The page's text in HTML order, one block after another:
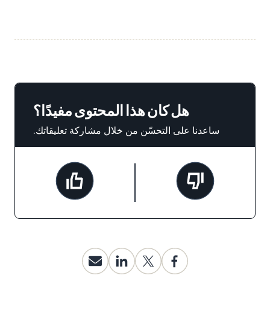
هل كان هذا المحتوى مفيدًا؟
ساعدنا على التحسّن من خلال مشاركة تعليقاتك.